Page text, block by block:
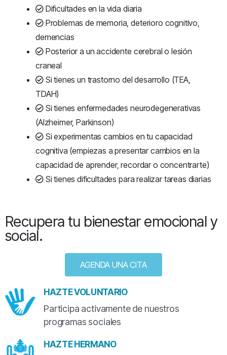
Dificultades en la vida diaria
Problemas de memoria, deterioro cognitivo,
demencias
Posterior a un accidente cerebral o lesión
craneal
Si tienes un trastorno del desarrollo (TEA,
TDAH)
Si tienes enfermedades neurodegenerativas
(Alzheimer, Parkinson)
Si experimentas cambios en tu capacidad
cognitiva (empiezas a presentar cambios en la
capacidad de aprender, recordar o concentrarte)
Si tienes dificultades para realizar tareas diarias
Recupera tu bienestar emocional y
social.
AGENDA UNA CITA
HAZTE VOLUNTARIO
Participa activamente de nuestros
programas sociales
HAZTE HERMANO